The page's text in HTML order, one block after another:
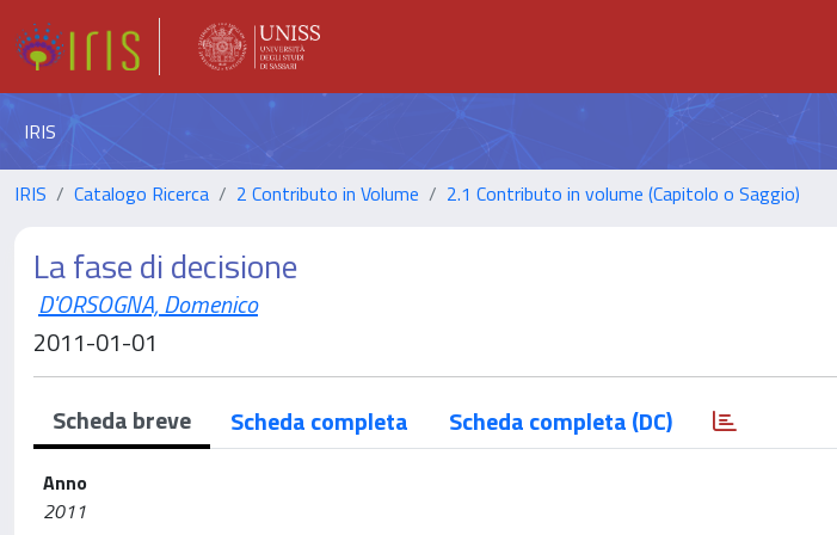
IRIS
IRIS Catalogo Ricerca 2 Contributo in Volume 2.1 Contributo in volume (Capitolo o Saggio)
La fase di decisione
D'ORSOGNA, Domenico
2011-01-01
Scheda breve Scheda completa Scheda completa (DC)
Anno
2011